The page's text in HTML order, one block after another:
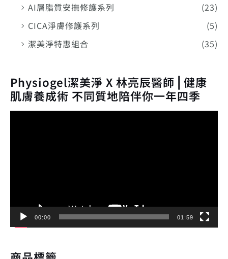
AI層脂質安撫修護系列
(23)
CICA淨膚修護系列
(5)
潔美淨特惠組合
(35)
Physiogel潔美淨 X 林亮辰醫師⎪健康
肌膚養成術 不同質地陪伴你一年四季
00:00 01:59